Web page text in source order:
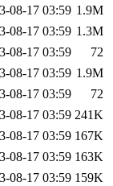
08-17 03:59 1.9M
08-17 03:59 1.3M
08-17 03:59
72
08-17 03:59 1.9M
08-17 03:59
72
08-17 03:59 241K
08-17 03:59 167K
08-17 03:59 163K
08-17 03:59 159K